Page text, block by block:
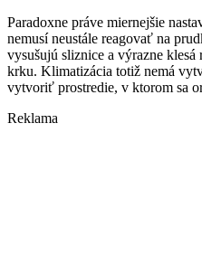
Paradoxne práve miernejšie
nemusí neustále reagovať na
vysušujú sliznice a výrazne
krku. Klimatizácia totiž nemá
vytvoriť prostredie, v ktorom sa
Reklama